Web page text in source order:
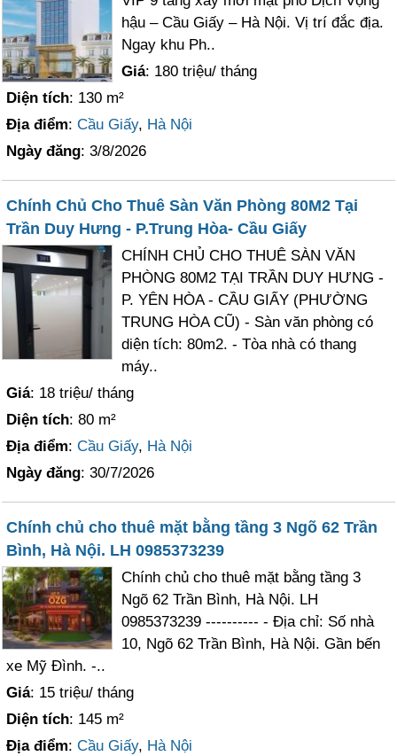
hậu – Cầu Giấy – Hà Nội. Vị trí đắc địa.
Ngay khu Ph..
Giá: 180 triệu/ tháng
Diện tích: 130 m²
Địa điểm:Cầu Giấy, Hà Nội
Ngày đăng: 3/8/2026
Chính Chủ Cho Thuê Sàn Văn Phòng 80M2 Tại
Trần Duy Hưng - P.Trung Hòa- Cầu Giấy
CHÍNH CHỦ CHO THUÊ SÀN VĂN
PHÒNG 80M2 TẠI TRẦN DUY HƯNG -
P. YÊN HÒA - CẦU GIẤY (PHƯỜNG
TRUNG HÒA CŨ) - Sàn văn phòng có
diện tích: 80m2. - Tòa nhà có thang
máy..
Giá: 18 triệu/ tháng
Diện tích: 80 m²
Địa điểm:Cầu Giấy, Hà Nội
Ngày đăng: 30/7/2026
Chính chủ cho thuê mặt bằng tầng 3 Ngõ 62 Trần
Bình, Hà Nội. LH 0985373239
Chính chủ cho thuê mặt bằng tầng 3
Ngõ 62 Trần Bình, Hà Nội. LH
0985373239 ---------- - Địa chỉ: Số nhà
10, Ngõ 62 Trần Bình, Hà Nội. Gần bến
xe Mỹ Đình. -..
Giá: 15 triệu/ tháng
Diện tích: 145 m²
Địa điểm:Cầu Giấy, Hà Nội